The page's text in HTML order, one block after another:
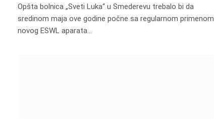
Opšta bolnica „Sveti Luka“ u Smederevu trebalo bi da
sredinom maja ove godine počne sa regularnom primenom
novog ESWL aparata…